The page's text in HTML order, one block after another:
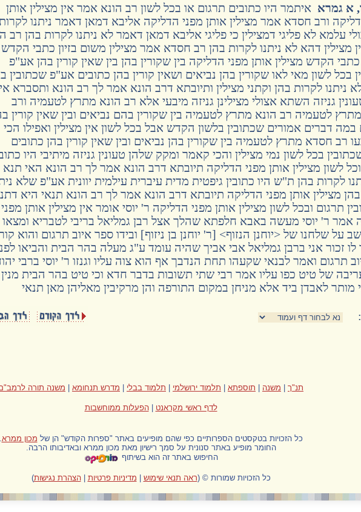
א גמרא איתמר היו כתובים תרגום או בכל לשון רב הונא אמר אין מצילין אותן
ורב חסדא אמר מצילין אותן מפני הדליקה אליבא דמאן דאמר ניתנו
עלמא לא פליגי דמצילין כי פליגי אליבא דמאן דאמר לא ניתנו לקרות בהן רב
מצילין דהא לא ניתנו לקרות בהן רב חסדא אמר מצילין משום בזיון כתבי הקדש
הקדש מצילין אותן מפני הדליקה בין שקורין בהן בין שאין קורין בהן אע"פ
בכל לשון מאי לאו שקורין בהן נביאים ושאין קורין בהן כתובים אע"פ שכתובין
ניתנו לקרות בהן וקתני מצילין ותיובתא דרב הונא אמר לך רב הונא ותסברא
גניזה השתא אצולי מצילינן גניזה מיבעי אלא רב הונא מתרץ לטעמיה ורב
לטעמיה רב הונא מתרץ לטעמיה בין שקורין בהם נביאים ובין שאין קורין
במה דברים אמורים שכתובין בלשון הקדש אבל בכל לשון אין מצילין ואפילו הכי
רב חסדא מתרץ לטעמיה בין שקורין בהן נביאים ובין שאין קורין בהן כתובים
בכל לשון נמי מצילין והכי קאמר ומקק שלהן טעונין גניזה מיתיבי היו
לשון מצילין אותן מפני הדליקה תיובתא דרב הונא אמר לך רב הונא האי תנא
לקרות בהן ת"ש היו כתובין גיפטית מדית עיברית עילמית יוונית אע"פ שלא
מצילין אותן מפני הדליקה תיובתא דרב הונא אמר לך רב הונא תנאי היא
תרגום ובכל לשון מצילין אותן מפני הדליקה ר' יוסי אומר אין מצילין אותן מפני
אמר ר' יוסי מעשה באבא חלפתא שהלך אצל רבן גמליאל בריבי לטבריא ומצאו
על שלחנו של <יוחנן הנזוף> [ר' יוחנן בן ניזוף] ובידו ספר איוב תרגום והוא
לו זכור אני ברבן גמליאל אבי אביך שהיה עומד ע"ג מעלה בהר הבית והביאו
תרגום ואמר לבנאי שקעהו תחת הנדבך אף הוא צוה עליו וגנזו ר' יוסי ברבי
של טיט כפו עליו אמר רבי שתי תשובות בדבר חדא וכי טיט בהר הבית מנין
מותר לאבדן ביד אלא מניחן במקום התורפה והן מרקיבין מאליהן מאן תנאי
תנ"ך משנה תוספתא תלמוד ירושלמי תלמוד בבלי מדרש תנחומא משנה תורה
לדף ראשי מקראנט |הפעלות ממוחשבות
כל הזכויות בטקסטים הספרותיים כפי שהם מופיעים באתר "ספרות הקודש" הן של מכון ממרא
החומר מופיע באתר סנונית על סמך רישיון מאת מכון ממרא ובאדיבותו הרבה.
החיפוש באתר זה הוא בשיתוף
כל הזכויות שמורות ©(ראה תנאי שימוש מדיניות פרטיות |הצהרת נגישות)